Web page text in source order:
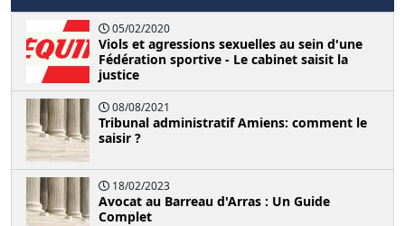
05/02/2020
Viols et agressions sexuelles au sein d'une
Fédération sportive - Le cabinet saisit la
justice
08/08/2021
Tribunal administratif Amiens: comment le
saisir ?
18/02/2023
Avocat au Barreau d'Arras : Un Guide
Complet